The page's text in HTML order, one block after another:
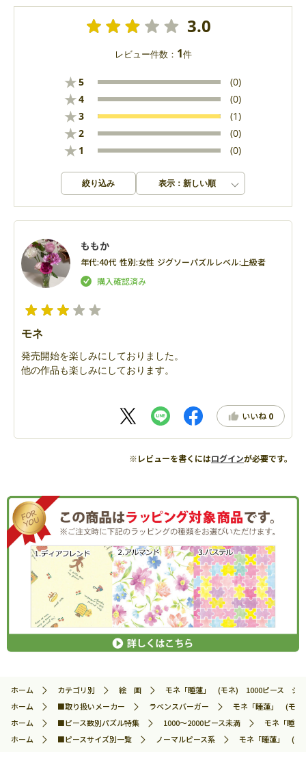
3.0
レビュー件数： 1件
★5 (0)
★4 (0)
★3 (1)
★2 (0)
★ 1 (0)
絞り込み 表示：新しい順
ももか
年代:40代 性別:女性 ジグソーパズルレベル: 上級者
モネ
発売開始を楽しみにしておりました。
他の作品も楽しみにしております。
いいね 0
※レビューを書くにはログインが必要です。
ホーム カテゴリ別 絵 画
モネ「睡蓮」 (モネ) 1000ピース ジ
ホーム
■取り扱いメーカー ラベンスバーガー
モネ「睡蓮」 (モ
ホーム
■ピース数別パズル特集 1000～2000ピース未満
モネ「睡
ホーム
■ピースサイズ別一覧 ノーマルピース系 モネ「睡蓮」 (モ